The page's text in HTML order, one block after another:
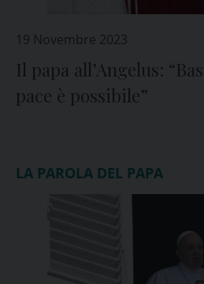
19 Novembre 2023
Il papa all’Angelus:
pace è possibile”
LA PAROLA DEL PAPA